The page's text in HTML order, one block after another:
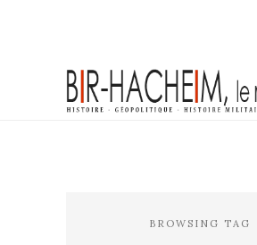
BROWSING TAG